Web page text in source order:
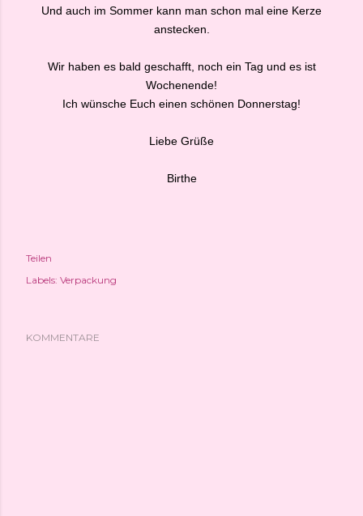
Und auch im Sommer kann man schon mal eine Kerze
anstecken.
Wir haben es bald geschafft, noch ein Tag und es ist
Wochenende!
Ich wünsche Euch einen schönen Donnerstag!
Liebe Grüße
Birthe
Teilen
Labels: Verpackung
KOMMENTARE